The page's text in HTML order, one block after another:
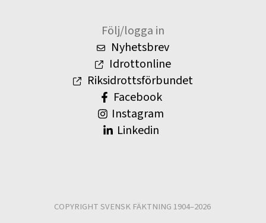
Följ/logga in
Nyhetsbrev
Idrottonline
Riksidrottsförbundet
Facebook
Instagram
Linkedin
COPYRIGHT SVENSK FÄKTNING 1904–2026